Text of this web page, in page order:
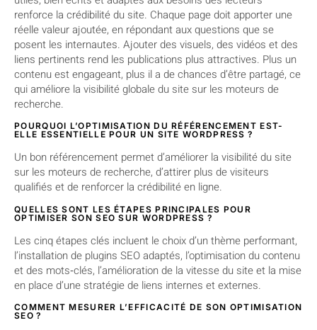
renforce la crédibilité du site. Chaque page doit apporter une
réelle valeur ajoutée, en répondant aux questions que se
posent les internautes. Ajouter des visuels, des vidéos et des
liens pertinents rend les publications plus attractives. Plus un
contenu est engageant, plus il a de chances d’être partagé, ce
qui améliore la visibilité globale du site sur les moteurs de
recherche.
POURQUOI L’OPTIMISATION DU RÉFÉRENCEMENT EST-
ELLE ESSENTIELLE POUR UN SITE WORDPRESS ?
Un bon référencement permet d’améliorer la visibilité du site
sur les moteurs de recherche, d’attirer plus de visiteurs
qualifiés et de renforcer la crédibilité en ligne.
QUELLES SONT LES ÉTAPES PRINCIPALES POUR
OPTIMISER SON SEO SUR WORDPRESS ?
Les cinq étapes clés incluent le choix d’un thème performant,
l’installation de plugins SEO adaptés, l’optimisation du contenu
et des mots‑clés, l’amélioration de la vitesse du site et la mise
en place d’une stratégie de liens internes et externes.
COMMENT MESURER L’EFFICACITÉ DE SON OPTIMISATION
SEO ?